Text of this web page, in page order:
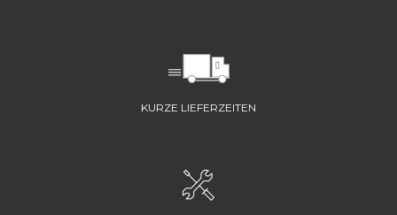
KURZE LIEFERZEITEN